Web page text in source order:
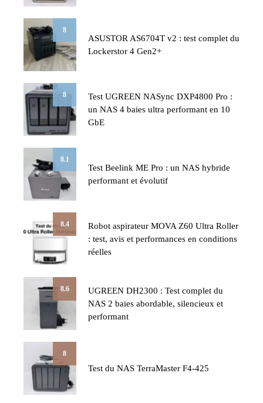
8
ASUSTOR AS6704T v2 : test complet du
Lockerstor 4 Gen2+
8
Test UGREEN NASync DXP4800 Pro :
un NAS 4 baies ultra performant en 10
GbE
8.1
Test Beelink ME Pro : un NAS hybride
performant et évolutif
8.4
Robot aspirateur MOVA Z60 Ultra Roller
: test, avis et performances en conditions
réelles
8.6
UGREEN DH2300 : Test complet du
NAS 2 baies abordable, silencieux et
performant
8
Test du NAS TerraMaster F4-425